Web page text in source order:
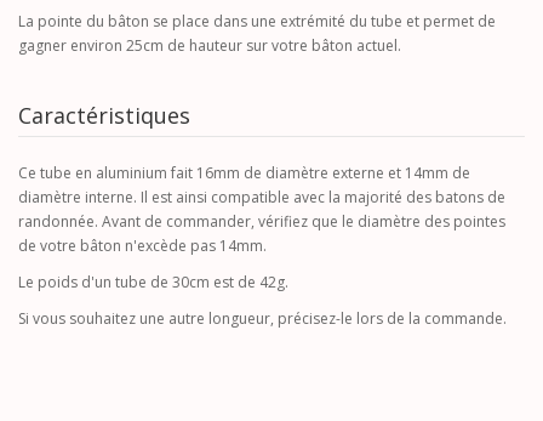
La pointe du bâton se place dans une extrémité du tube et permet de
gagner environ 25cm de hauteur sur votre bâton actuel.
Caractéristiques
Ce tube en aluminium fait 16mm de diamètre externe et 14mm de
diamètre interne. Il est ainsi compatible avec la majorité des batons de
randonnée. Avant de commander, vérifiez que le diamètre des pointes
de votre bâton n'excède pas 14mm.
Le poids d'un tube de 30cm est de 42g.
Si vous souhaitez une autre longueur, précisez-le lors de la commande.